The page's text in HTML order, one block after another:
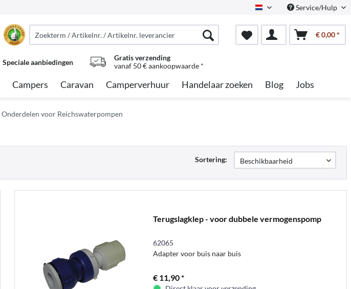
Dutch Service/Hulp
€ 0,00 *
Speciale aanbiedingen
Gratis verzending
vanaf 50 € aankoopwaarde *
Campers Caravan Camperverhuur Handelaar zoeken Blog Jobs
Onderdelen voor Reichswaterpompen
Sortering:
Terugslagklep - voor dubbele vermogenspomp
62065
Adapter voor buis naar buis
€ 11,90 *